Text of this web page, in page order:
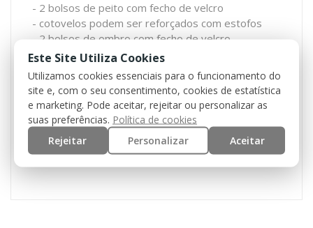
- 2 bolsos de peito com fecho de velcro
- cotovelos podem ser reforçados com estofos
- 2 bolsos de ombro com fecho de velcro
- 3 velcros para fixação de patch/nome
- gola alta
- fecho zip frontal forte com fecho adicional em
velcro
- punhos com fecho de velcro
100% Algodão
Fabrico Ripstop
Este Site Utiliza Cookies
Utilizamos cookies essenciais para o funcionamento do
site e, com o seu consentimento, cookies de estatística
e marketing. Pode aceitar, rejeitar ou personalizar as
suas preferências. Política de cookies
Rejeitar
Personalizar Aceitar